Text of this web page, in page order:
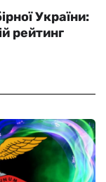
України:
рейтинг